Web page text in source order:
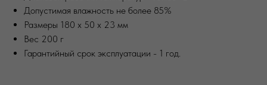
Допустимая влажность не более 85%
Размеры 180 х 50 х 23 мм
Вес 200 г
Гарантийный срок эксплуатации - 1 год.